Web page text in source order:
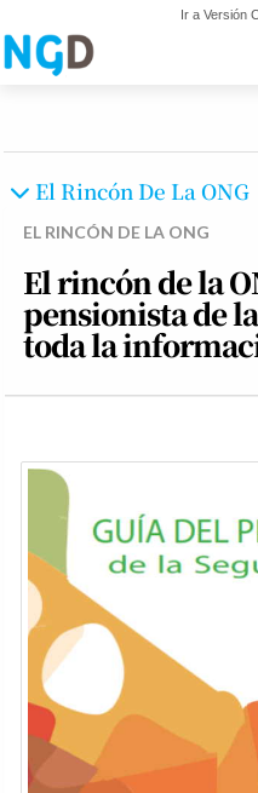
Ir a Versión
El Rincón De La ONG
EL RINCÓN DE LA ONG
El rincón de la
pensionista de
toda la